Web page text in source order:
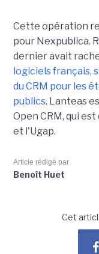
Cette opération
pour Nexpublica.
dernier avait
logiciels français,
du CRM pour les
publics. Lanteas
Open CRM, qui
et l'Ugap.
Article rédigé par
Benoît Huet
Cet